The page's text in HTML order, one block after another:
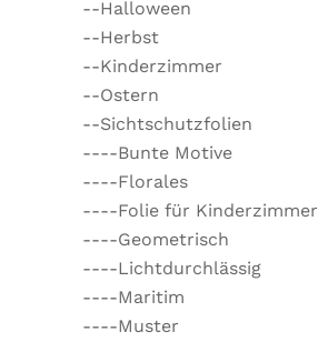
--Halloween
--Herbst
--Kinderzimmer
--Ostern
--Sichtschutzfolien
----Bunte Motive
----Florales
----Folie für Kinderzimmer
----Geometrisch
----Lichtdurchlässig
----Maritim
----Muster